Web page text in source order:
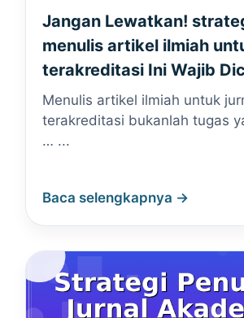
Jangan Lewatkan!
menulis artikel ilmiah
terakreditasi Ini Wajib
Menulis artikel ilmiah untuk
terakreditasi bukanlah tugas
… ...
Baca selengkapnya →